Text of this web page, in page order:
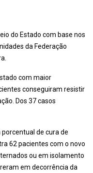
do Estado com base nos
da Federação
com maior
conseguiram resistir
Dos 37 casos
de cura de
62 pacientes com o novo
ou em isolamento
em decorrência da